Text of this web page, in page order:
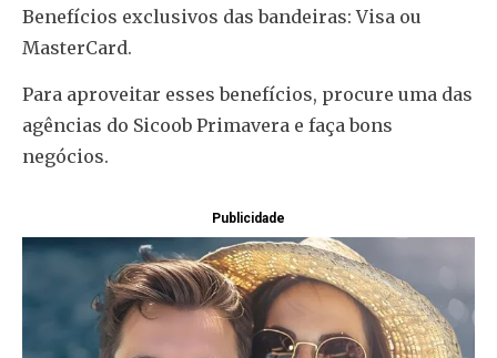
Benefícios exclusivos das bandeiras: Visa ou
MasterCard.
Para aproveitar esses benefícios, procure uma das
agências do Sicoob Primavera e faça bons
negócios.
Publicidade